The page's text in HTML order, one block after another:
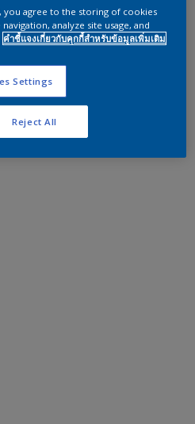
you agree to the storing of cookies
analyze site usage, and
คำชี้แจงเกี่ยวกับคุกกี้สำหรับข้อมูลเพิ่มเติม
Settings
Reject All